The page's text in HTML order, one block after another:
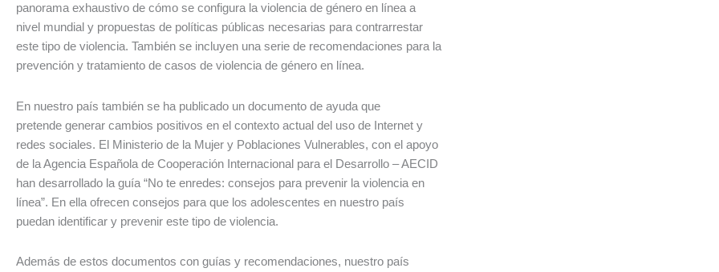
panorama exhaustivo de cómo se configura la violencia de género en línea a
nivel mundial y propuestas de políticas públicas necesarias para contrarrestar
este tipo de violencia. También se incluyen una serie de recomendaciones para la
prevención y tratamiento de casos de violencia de género en línea.
En nuestro país también se ha publicado un documento de ayuda que
pretende generar cambios positivos en el contexto actual del uso de Internet y
redes sociales. El Ministerio de la Mujer y Poblaciones Vulnerables, con el apoyo
de la Agencia Española de Cooperación Internacional para el Desarrollo – AECID
han desarrollado la guía “No te enredes: consejos para prevenir la violencia en
línea”. En ella ofrecen consejos para que los adolescentes en nuestro país
puedan identificar y prevenir este tipo de violencia.
Además de estos documentos con guías y recomendaciones, nuestro país